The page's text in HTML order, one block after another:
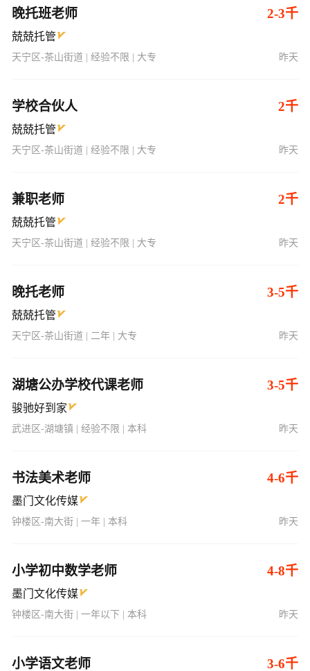
晚托班老师 2-3千
兢兢托管
天宁区-茶山街道 | 经验不限 | 大专 昨天
学校合伙人 2千
兢兢托管
天宁区-茶山街道 | 经验不限 | 大专 昨天
兼职老师 2千
兢兢托管
天宁区-茶山街道 | 经验不限 | 大专 昨天
晚托老师 3-5千
兢兢托管
天宁区-茶山街道 | 二年 | 大专 昨天
湖塘公办学校代课老师 3-5千
骏驰好到家
武进区-湖塘镇 | 经验不限 | 本科 昨天
书法美术老师 4-6千
墨门文化传媒
钟楼区-南大街 | 一年 | 本科 昨天
小学初中数学老师 4-8千
墨门文化传媒
钟楼区-南大街 | 一年以下 | 本科 昨天
小学语文老师 3-6千